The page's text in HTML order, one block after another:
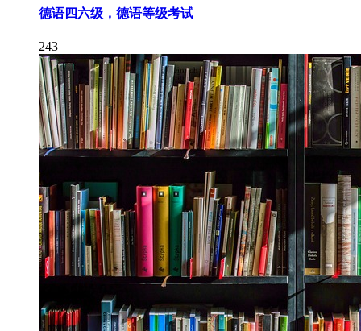
德语四六级，德语等级考试
243